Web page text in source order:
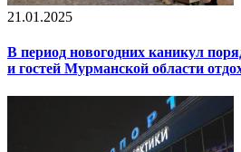
21.01.2025
В период новогодних каникул
и гостей Мурманской области